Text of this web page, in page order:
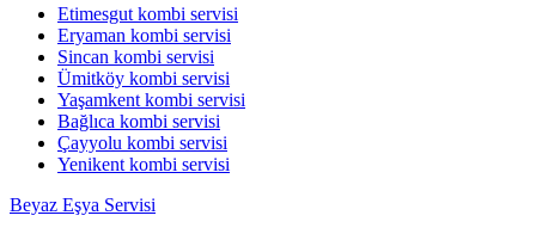
Etimesgut kombi servisi
Eryaman kombi servisi
Sincan kombi servisi
Ümitköy kombi servisi
Yaşamkent kombi servisi
Bağlıca kombi servisi
Çayyolu kombi servisi
Yenikent kombi servisi
Beyaz Eşya Servisi